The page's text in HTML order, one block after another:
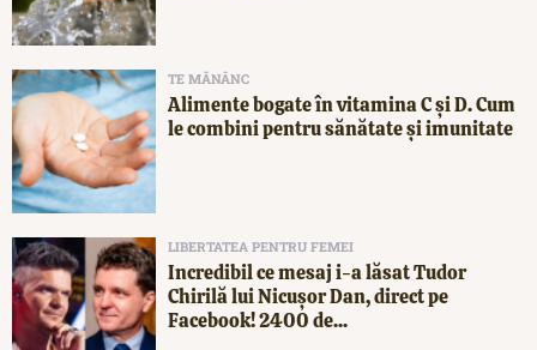
TE MĂNÂNC
Alimente bogate în vitamina C și D. Cum
le combini pentru sănătate și imunitate
LIBERTATEA PENTRU FEMEI
Incredibil ce mesaj i-a lăsat Tudor
Chirilă lui Nicușor Dan, direct pe
Facebook! 2400 de...